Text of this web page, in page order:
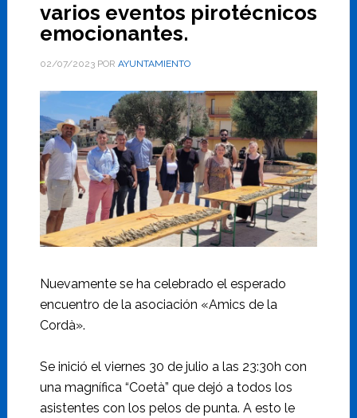
varios eventos pirotécnicos
emocionantes.
02/07/2023POR AYUNTAMIENTO
Nuevamente se ha celebrado el esperado
encuentro de la asociación «Amics de la
Cordà».
Se inició el viernes 30 de julio a las 23:30h con
una magnífica “Coetà” que dejó a todos los
asistentes con los pelos de punta. A esto le